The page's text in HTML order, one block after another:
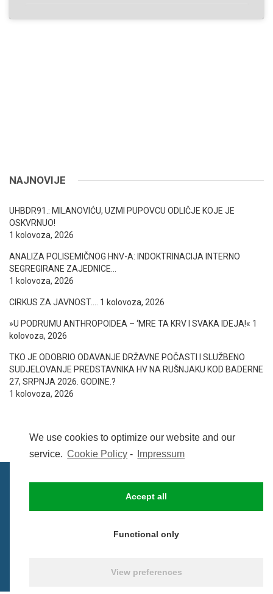
We use cookies to optimize our website and our
service. Cookie Policy - Impressum
Accept all
Functional only
View preferences
NAJNOVIJE
UHBDR91.: MILANOVIĆU, UZMI PUPOVCU ODLIČJE KOJE JE
OSKVRNUO!
1 kolovoza, 2026
ANALIZA POLISEMIČNOG HNV-A: INDOKTRINACIJA INTERNO
SEGREGIRANE ZAJEDNICE…
1 kolovoza, 2026
CIRKUS ZA JAVNOST…. 1 kolovoza, 2026
»U PODRUMU ANTHROPOIDEA – ‘MRE TA KRV I SVAKA IDEJA!« 1
kolovoza, 2026
TKO JE ODOBRIO ODAVANJE DRŽAVNE POČASTI I SLUŽBENO
SUDJELOVANJE PREDSTAVNIKA HV NA RUŠNJAKU KOD BADERNE
27, SRPNJA 2026. GODINE.?
1 kolovoza, 2026
UVIJETI KORIŠTENJA COOKIE POLICY (EU)